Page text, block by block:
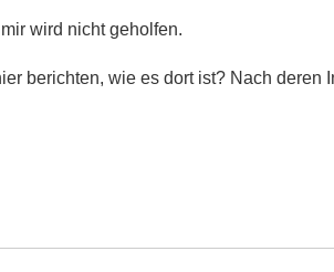
wird nicht geholfen.
berichten, wie es dort ist? Nach deren